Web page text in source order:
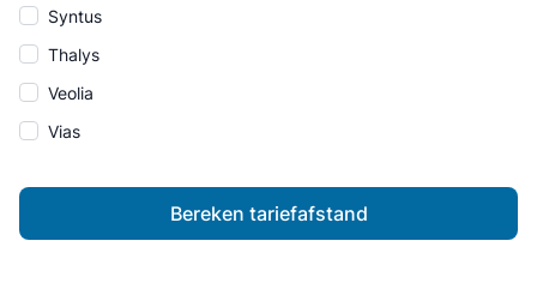
Syntus
Thalys
Veolia
Vias
Bereken tariefafstand